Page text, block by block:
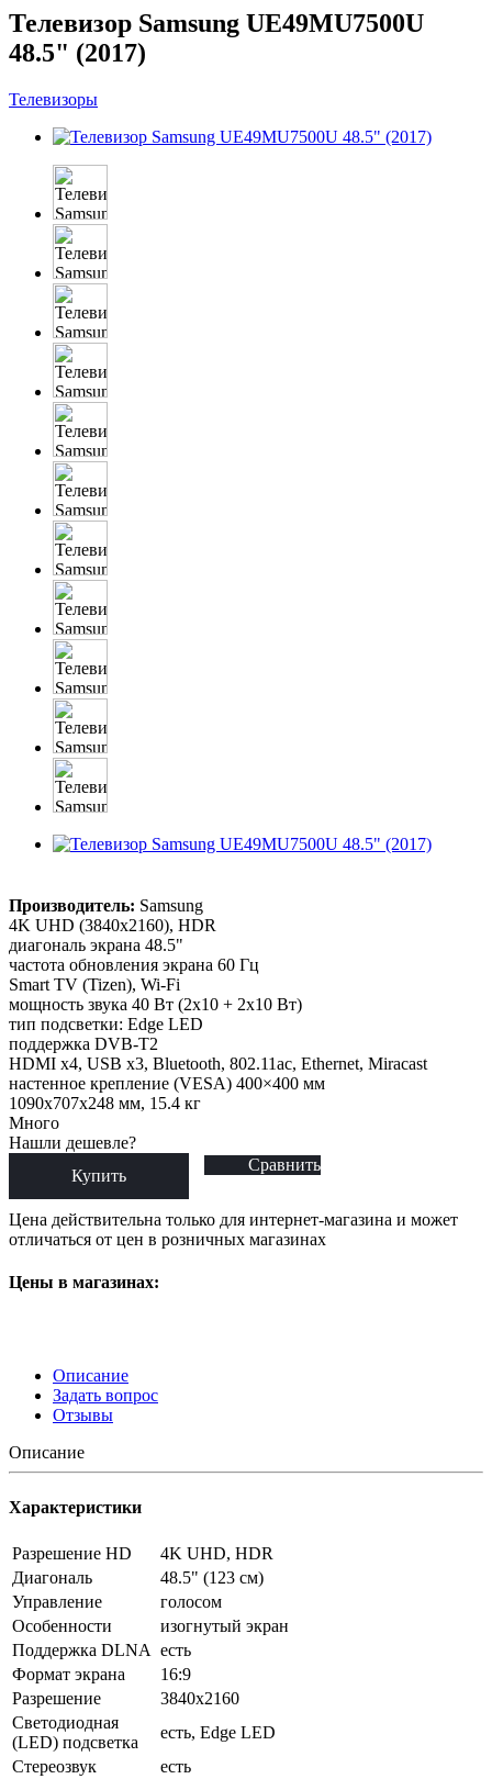
Телевизор Samsung UE49MU7500U
48.5" (2017)
Телевизоры
Производитель: Samsung
4K UHD (3840x2160), HDR
диагональ экрана 48.5"
частота обновления экрана 60 Гц
Smart TV (Tizen), Wi-Fi
мощность звука 40 Вт (2х10 + 2х10 Вт)
тип подсветки: Edge LED
поддержка DVB-T2
HDMI x4, USB x3, Bluetooth, 802.11ac, Ethernet, Miracast
настенное крепление (VESA) 400×400 мм
1090x707x248 мм, 15.4 кг
Много
Нашли дешевле?
Купить
Сравнить
Цена действительна только для интернет-магазина и может
отличаться от цен в розничных магазинах
Цены в магазинах:
Описание
Задать вопрос
Отзывы
Описание
Характеристики
Разрешение HD
4K UHD, HDR
Диагональ
48.5" (123 см)
Управление
голосом
Особенности
изогнутый экран
Поддержка DLNA есть
Формат экрана
16:9
Разрешение
3840x2160
Светодиодная
(LED) подсветка
есть, Edge LED
Стереозвук
есть